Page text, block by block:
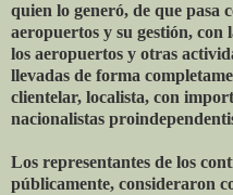
quien lo generó, de que pasa
aeropuertos y su gestión, con
los aeropuertos y otras
llevadas de forma
clientelar, localista, con
nacionalistas
Los representantes de los
públicamente, consideraron